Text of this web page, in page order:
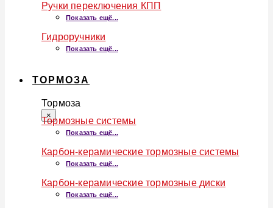
Ручки переключения КПП
Показать ещё...
Гидроручники
Показать ещё...
ТОРМОЗА
Тормоза
×
Тормозные системы
Показать ещё...
Карбон-керамические тормозные системы
Показать ещё...
Карбон-керамические тормозные диски
Показать ещё...